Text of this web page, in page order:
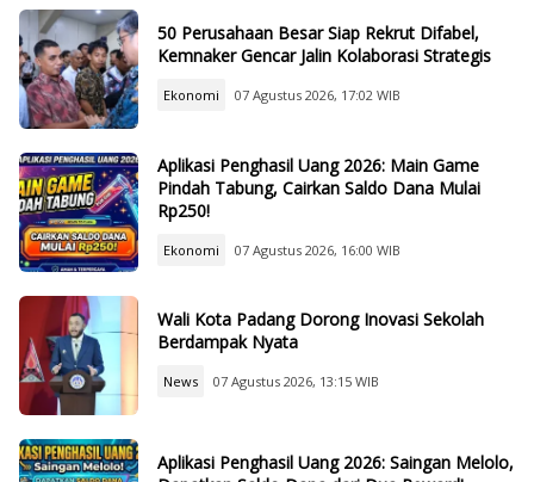
50 Perusahaan Besar Siap Rekrut Difabel,
Kemnaker Gencar Jalin Kolaborasi Strategis
Ekonomi 07 Agustus 2026, 17:02 WIB
Aplikasi Penghasil Uang 2026: Main Game
Pindah Tabung, Cairkan Saldo Dana Mulai
Rp250!
Ekonomi 07 Agustus 2026, 16:00 WIB
Wali Kota Padang Dorong Inovasi Sekolah
Berdampak Nyata
News 07 Agustus 2026, 13:15 WIB
Aplikasi Penghasil Uang 2026: Saingan Melolo,